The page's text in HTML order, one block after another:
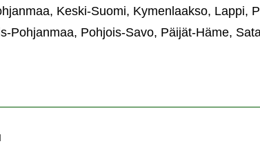
Keski-Suomi, Kymenlaakso, Lappi,
Pohjanmaa, Pohjois-Savo, Päijät-Häme,